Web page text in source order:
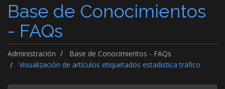
menú
de
Base de Conocimientos
- FAQs
Administración
Base de Conocimientos - FAQs
Visualización de artículos etiquetados estadistica trafico